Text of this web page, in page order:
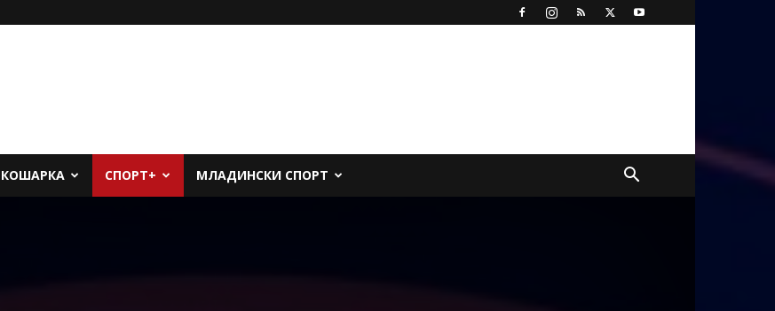
КОШАРКА СПОРТ+ МЛАДИНСКИ СПОРТ